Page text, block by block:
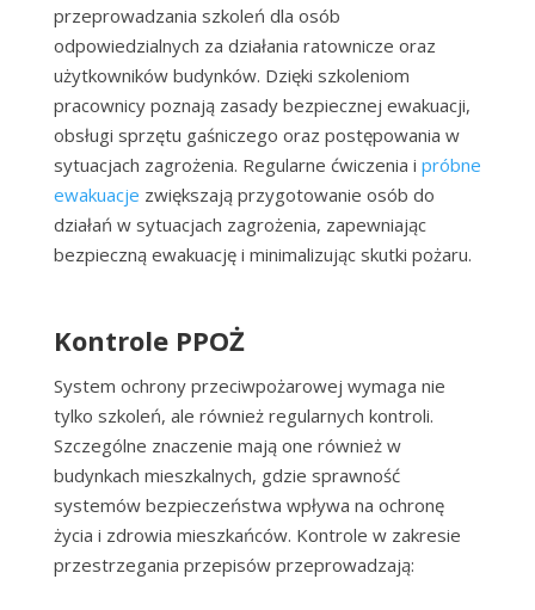
przeprowadzania szkoleń dla osób
odpowiedzialnych za działania ratownicze oraz
użytkowników budynków. Dzięki szkoleniom
pracownicy poznają zasady bezpiecznej ewakuacji,
obsługi sprzętu gaśniczego oraz postępowania w
sytuacjach zagrożenia. Regularne ćwiczenia i próbne
ewakuacje zwiększają przygotowanie osób do
działań w sytuacjach zagrożenia, zapewniając
bezpieczną ewakuację i minimalizując skutki pożaru.
Kontrole PPOŻ
System ochrony przeciwpożarowej wymaga nie
tylko szkoleń, ale również regularnych kontroli.
Szczególne znaczenie mają one również w
budynkach mieszkalnych, gdzie sprawność
systemów bezpieczeństwa wpływa na ochronę
życia i zdrowia mieszkańców. Kontrole w zakresie
przestrzegania przepisów przeprowadzają: